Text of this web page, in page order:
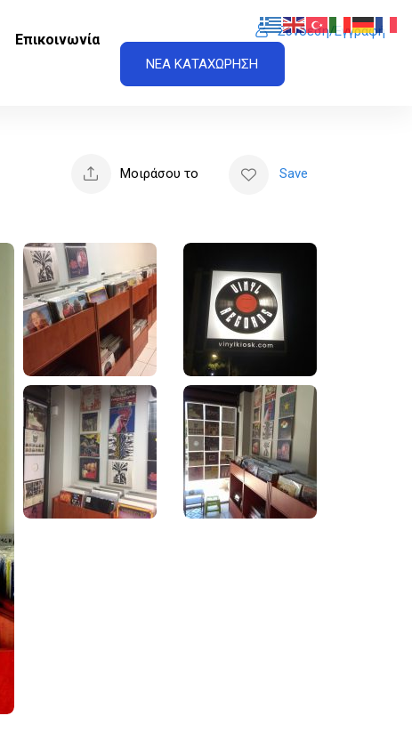
Επικοινωνία
Σύνδεση/Εγγραφή
ΝΕΑ ΚΑΤΑΧΩΡΗΣΗ
Μοιράσου το Save